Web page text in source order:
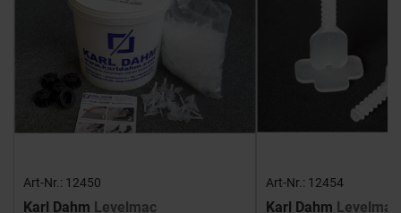
Art-Nr.: 12450
Karl Dahm Levelmac
Art-Nr.: 12454
Karl Dahm Levelmac